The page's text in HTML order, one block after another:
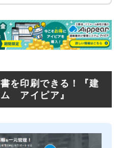
を印刷できる！『建
アイピア』